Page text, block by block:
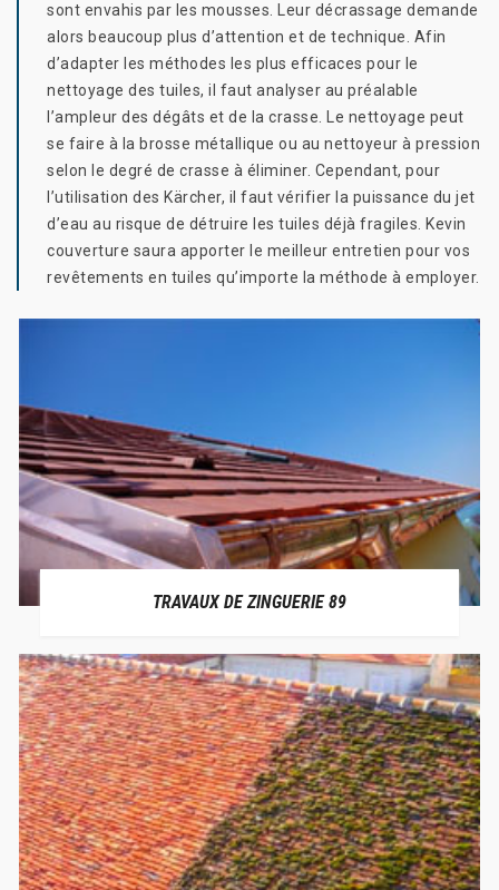
sont envahis par les mousses. Leur décrassage demande
alors beaucoup plus d’attention et de technique. Afin
d’adapter les méthodes les plus efficaces pour le
nettoyage des tuiles, il faut analyser au préalable
l’ampleur des dégâts et de la crasse. Le nettoyage peut
se faire à la brosse métallique ou au nettoyeur à pression
selon le degré de crasse à éliminer. Cependant, pour
l’utilisation des Kärcher, il faut vérifier la puissance du jet
d’eau au risque de détruire les tuiles déjà fragiles. Kevin
couverture saura apporter le meilleur entretien pour vos
revêtements en tuiles qu’importe la méthode à employer.
TRAVAUX DE ZINGUERIE 89